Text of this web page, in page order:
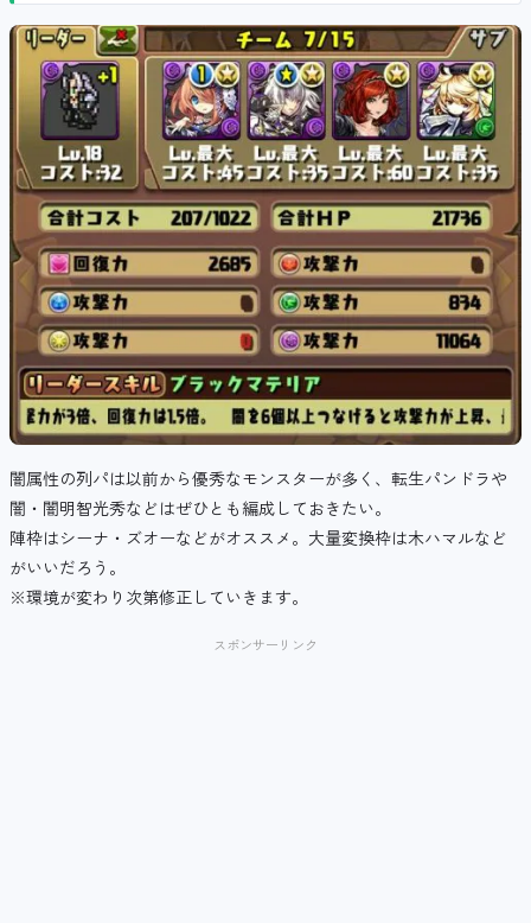
闇属性の列パは以前から優秀なモンスターが多く、転生パンドラや
闇・闇明智光秀などはぜひとも編成しておきたい。
陣枠はシーナ・ズオーなどがオススメ。大量変換枠は木ハマルなど
がいいだろう。
※環境が変わり次第修正していきます。
スポンサーリンク